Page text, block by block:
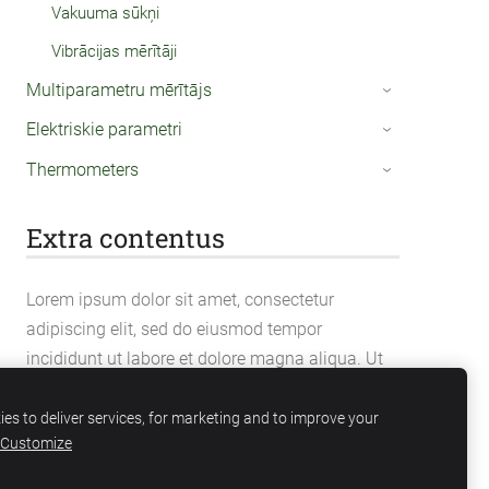
Vakuuma sūkņi
Vibrācijas mērītāji
Multiparametru mērītājs ›
Elektriskie parametri ›
Thermometers ›
Extra contentus
Lorem ipsum dolor sit amet, consectetur
adipiscing elit, sed do eiusmod tempor
incididunt ut labore et dolore magna aliqua. Ut
exercitation ullamco laboris nisi ut aliquip ex ea
commodo consequat.
to deliver services, for marketing and to improve your
Customize